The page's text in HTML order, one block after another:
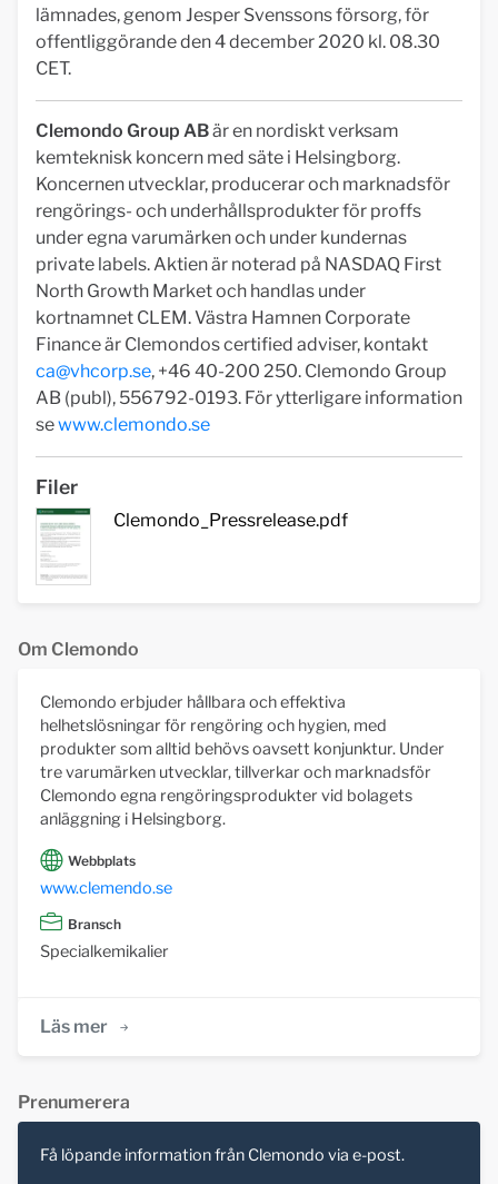
lämnades, genom Jesper Svenssons försorg, för
offentliggörande den 4 december 2020 kl. 08.30
CET.
Clemondo Group ABär en nordiskt verksam
kemteknisk koncern med säte i Helsingborg.
Koncernen utvecklar, producerar och marknadsför
rengörings- och underhållsprodukter för proffs
under egna varumärken och under kundernas
private labels. Aktien är noterad på NASDAQ First
North Growth Market och handlas under
kortnamnet CLEM. Västra Hamnen Corporate
Finance är Clemondos certified adviser, kontakt
ca@vhcorp.se, +46 40-200 250. Clemondo Group
AB (publ), 556792-0193. För ytterligare information
sewww.clemondo.se
Filer
Clemondo_Pressrelease.pdf
Om Clemondo
Clemondo erbjuder hållbara och effektiva
helhetslösningar för rengöring och hygien, med
produkter som alltid behövs oavsett konjunktur. Under
tre varumärken utvecklar, tillverkar och marknadsför
Clemondo egna rengöringsprodukter vid bolagets
anläggning i Helsingborg.
Webbplats
www.clemendo.se
Bransch
Specialkemikalier
Läs mer
Prenumerera
Få löpande information från Clemondo via e-post.